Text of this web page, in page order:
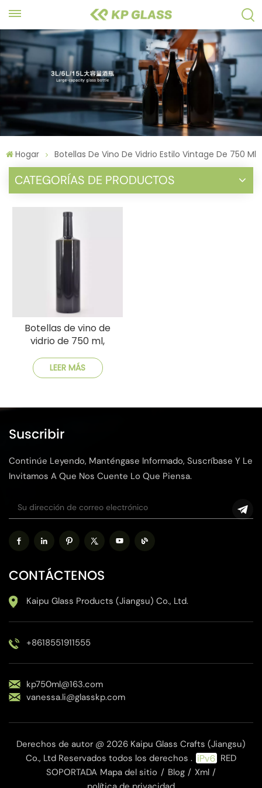
Hogar Botellas De Vino De Vidrio Estilo Vintage De 750 Ml
CATEGORÍAS DE PRODUCTOS
Botellas de vino de
vidrio de 750 ml,
envío rápido rentable
LEER MÁS
Suscribir
Continúe Leyendo, Manténgase Informado, Suscríbase Y Le
Invitamos A Que Nos Cuente Lo Que Piensa.
CONTÁCTENOS
Kaipu Glass Products (Jiangsu) Co., Ltd.
+8618551911555
kp750ml@163.com
vanessa.li@glasskp.com
Derechos de autor @ 2026 Kaipu Glass Crafts (Jiangsu)
Co., Ltd Reservados todos los derechos .
RED
SOPORTADA Mapa del sitio / Blog / Xml /